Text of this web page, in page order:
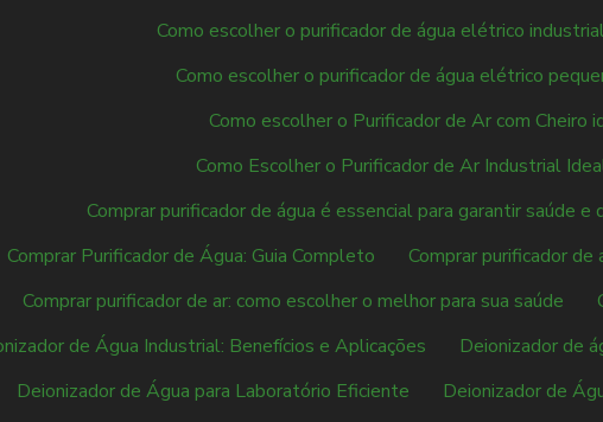
Como escolher o purificador de água elétrico
Como escolher o purificador de água elétrico
Como escolher o Purificador de Ar com Cheiro
Como Escolher o Purificador de Ar Industrial
Comprar purificador de água é essencial para garantir saúde e
Comprar Purificador de Água: Guia Completo
Comprar purificador
Comprar purificador de ar: como escolher o melhor para sua saúde
de Água Industrial: Benefícios e Aplicações
Deionizador de
Deionizador de Água para Laboratório Eficiente
Deionizador de